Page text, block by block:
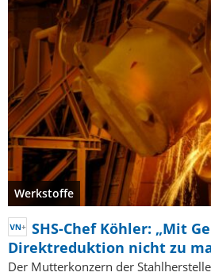
Werkstoffe
SHS-Chef Köhler: „Mit
Direktreduktion nicht zu
Der Mutterkonzern der